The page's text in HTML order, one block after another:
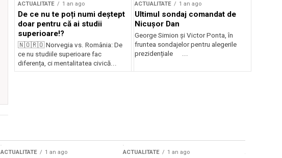
ACTUALITATE 1 an ago
De ce nu te poți numi deștept
doar pentru că ai studii
superioare!?
🇳🇴🇷🇴 Norvegia vs. România: De
ce nu studiile superioare fac
diferența, ci mentalitatea civică...
ACTUALITATE 1 an ago
Ultimul sondaj comandat de
Nicușor Dan
George Simion și Victor Ponta, în
fruntea sondajelor pentru alegerile
prezidențiale ...
ACTUALITATE 1 an ago ACTUALITATE 1 an ago